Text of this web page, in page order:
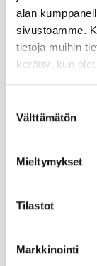
alan
sivustoamme.
tietoja muihin
kerätty, kun
valinta
Välttämätön
Mieltymykset
Tilastot
Markkinointi
VOLVO EX90